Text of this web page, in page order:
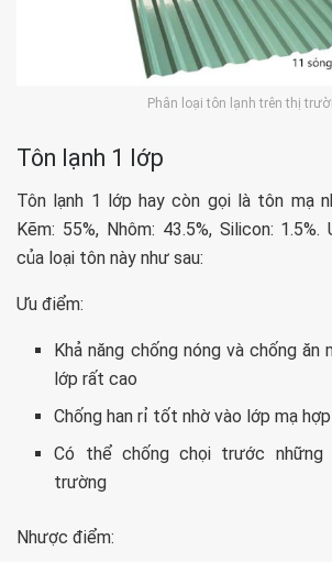
Phân loại tôn lạnh trên thị
Tôn lạnh 1 lớp
Tôn lạnh 1 lớp hay còn gọi là tôn mạ
Kẽm: 55%, Nhôm: 43.5%, Silicon:
của loại tôn này như sau:
Ưu điểm:
Khả năng chống nóng và chống ăn
lớp rất cao
Chống han rỉ tốt nhờ vào lớp mạ
Có thể chống chọi trước
trường
Nhược điểm: